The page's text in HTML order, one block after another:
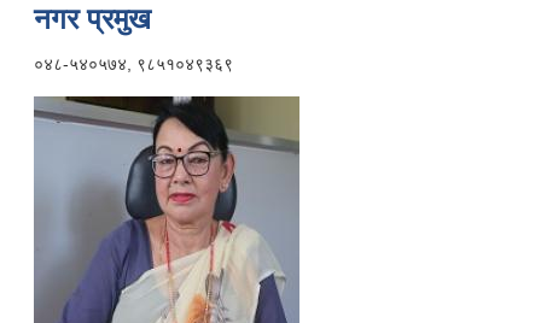
नगर प्रमुख
०४८-५४०५७४, ९८५१०४९३६९